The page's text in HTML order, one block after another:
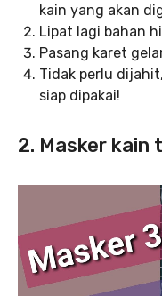
kain yang akan
Lipat lagi bahan
Pasang karet
Tidak perlu
siap dipakai!
2. Masker kain